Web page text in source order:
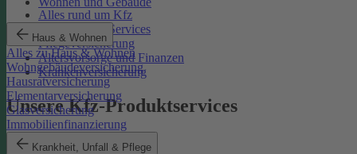
Haus & Wohnen
Alles zu Haus & Wohnen
Wohngebäudeversicherung
Hausratversicherung
Elementarversicherung
Glasversicherung
Immobilienfinanzierung
Krankheit, Unfall & Pflege
Alles rund um Kfz
Rechtsschutz-Services
Pflegeversicherung
Altersvorsorge und Finanzen
Krankenversicherung
Unsere Kfz-Produktservices
eVB-Nummer